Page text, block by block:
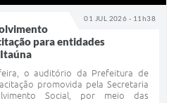
01 JUL 2026 - 11h38
para entidades
o auditório da Prefeitura de
promovida pela Secretaria
Social, por meio das